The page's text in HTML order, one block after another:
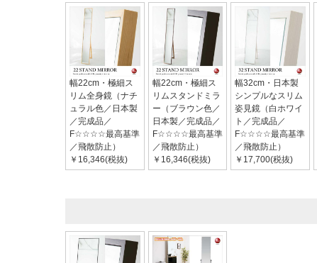
幅22cm・極細ス
リム全身鏡（ナチ
ュラル色／日本製
／完成品／
F☆☆☆☆最高基準
／飛散防止）
￥16,346(税抜)
幅22cm・極細ス
リムスタンドミラ
ー（ブラウン色／
日本製／完成品／
F☆☆☆☆最高基準
／飛散防止）
￥16,346(税抜)
幅32cm・日本製
シンプルなスリム
姿見鏡（白ホワイ
ト／完成品／
F☆☆☆☆最高基準
／飛散防止）
￥17,700(税抜)